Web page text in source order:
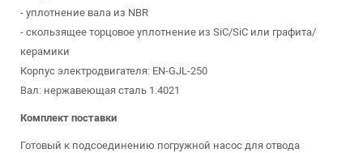
- уплотнение вала из NBR
- скользящее торцовое уплотнение из SiC/SiC или графита/
керамики
Корпус электродвигателя: EN-GJL-250
Вал: нержавеющая сталь 1.4021
Комплект поставки
Готовый к подсоединению погружной насос для отвода